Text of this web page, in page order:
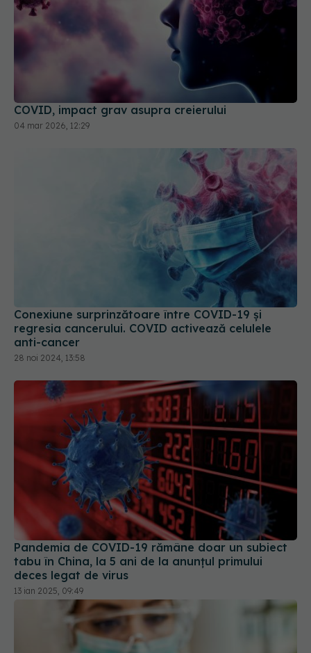
COVID, impact grav asupra creierului
04 mar 2026, 12:29
Conexiune surprinzătoare între COVID-19 și
regresia cancerului. COVID activează celulele
anti-cancer
28 noi 2024, 13:58
Pandemia de COVID-19 rămâne doar un subiect
tabu în China, la 5 ani de la anunțul primului
deces legat de virus
13 ian 2025, 09:49